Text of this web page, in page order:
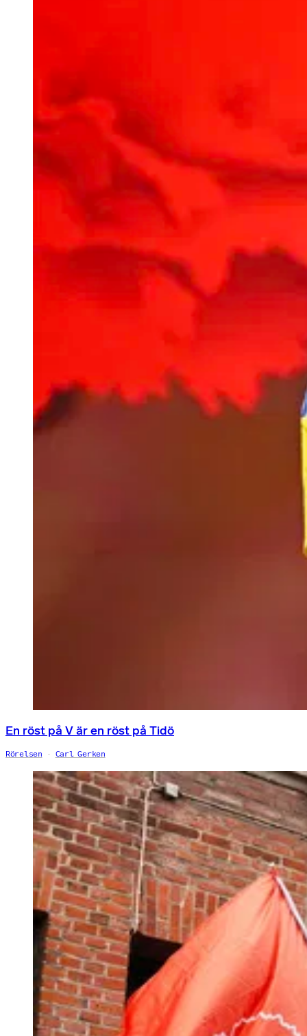
En röst på V är en röst på Tidö
Rörelsen Carl Gerken